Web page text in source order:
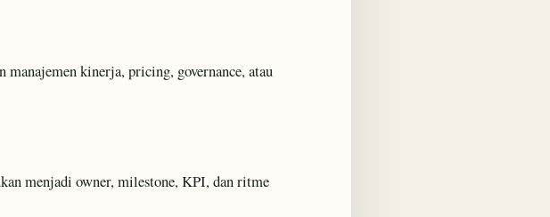
kinerja, pricing, governance, atau
menjadi owner, milestone, KPI, dan ritme